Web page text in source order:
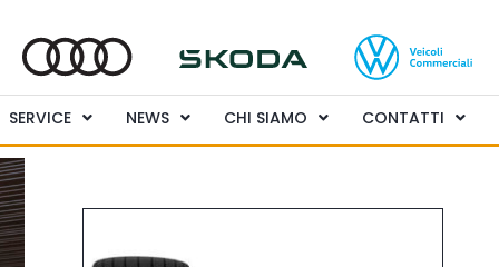
SERVICE NEWS CHI SIAMO CONTATTI